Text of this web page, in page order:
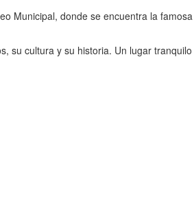
Municipal, donde se encuentra la famosa
su cultura y su historia. Un lugar tranquilo